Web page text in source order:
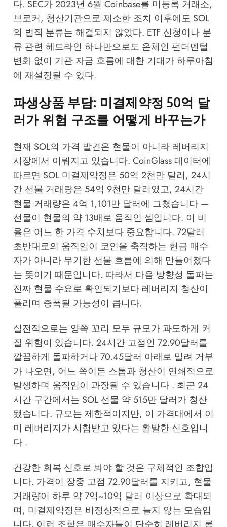
다. SEC가 2023년 6월 Coinbase를 미등록 거래소,
브로커, 청산기관으로 제소한 조치 이후에도 SOL
의 법적 분류는 해결되지 않았다. ETF 신청이나 분
류 관련 헤드라인 하나만으로도 온체인 펀더멘털
변화 없이 기관 자금 흐름에 대한 기대가 하루아침
에 재설정될 수 있다.
파생상품 부담: 미결제약정 50억 달
러가 위험 구조를 어떻게 바꾸는가
현재 SOL의 가격 발견은 현물이 아니라 레버리지
시장에서 이뤄지고 있습니다. CoinGlass 데이터에
따르면 SOL 미결제약정은 50억 2천만 달러, 24시
간 선물 거래량은 54억 9천만 달러였고, 24시간
현물 거래량은 4억 1,101만 달러에 그쳤습니다 —
선물이 현물의 약 13배로 움직인 셈입니다. 이 비
율은 어느 한 가격 수치보다 중요합니다. 72달러
초반대로의 움직임이 코인을 축적하는 현금 매수
자가 아니라 무기한 선물 흐름에 의해 만들어졌다
는 뜻이기 때문입니다. 따라서 다음 방향성 돌파는
진짜 현물 수요로 확인되기보다 레버리지 청산이
풀리며 증폭될 가능성이 큽니다.
실전적으로는 양쪽 꼬리 모두 규모가 과도하게 커
질 위험이 있습니다. 24시간 고점인 72.90달러를
깔끔하게 돌파하거나 70.45달러 아래로 밀려 거부
가 나오면, 어느 쪽이든 스톱과 청산이 연쇄적으로
발생하며 움직임이 과장될 수 있습니다 . 최근 24
시간 구간에서는 SOL 선물 약 515만 달러가 청산
됐습니다. 규모는 제한적이지만, 이 가격대에서 이
미 레버리지가 시험받고 있다는 활발한 신호입니
다 .
건강한 회복 신호로 봐야 할 것은 구체적인 조합입
니다. 가격이 장중 고점 72.90달러를 지키고, 현물
거래량이 하루 약 7억~10억 달러 이상으로 확대되
며, 미결제약정은 비정상적으로 늘지 않는 모습입